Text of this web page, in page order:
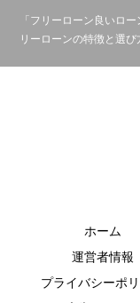
「フリーローン良いロ
リーローンの特徴と選び
ホーム
運営者情報
プライバシーポ